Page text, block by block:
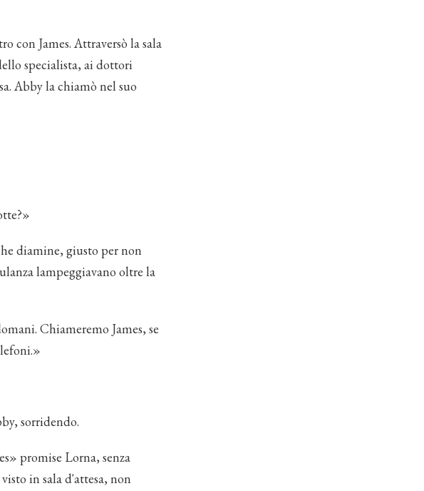
con James. Attraversò la sala
specialista, ai dottori
Abby la chiamò nel suo
diamine, giusto per non
lampeggiavano oltre la
Chiameremo James, se
sorridendo.
promise Lorna, senza
in sala d'attesa, non